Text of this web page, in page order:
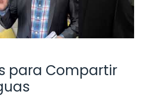
para Compartir